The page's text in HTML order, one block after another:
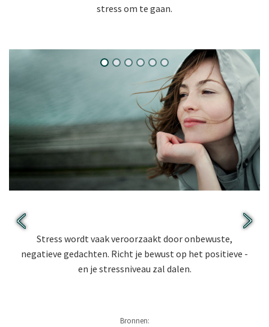
stress om te gaan.
Stress wordt vaak veroorzaakt door onbewuste,
negatieve gedachten. Richt je bewust op het positieve -
en je stressniveau zal dalen.
Bronnen: